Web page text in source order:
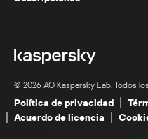
© 2026 AO Kaspersky Lab. Todos
Política de privacidad
Acuerdo de licencia